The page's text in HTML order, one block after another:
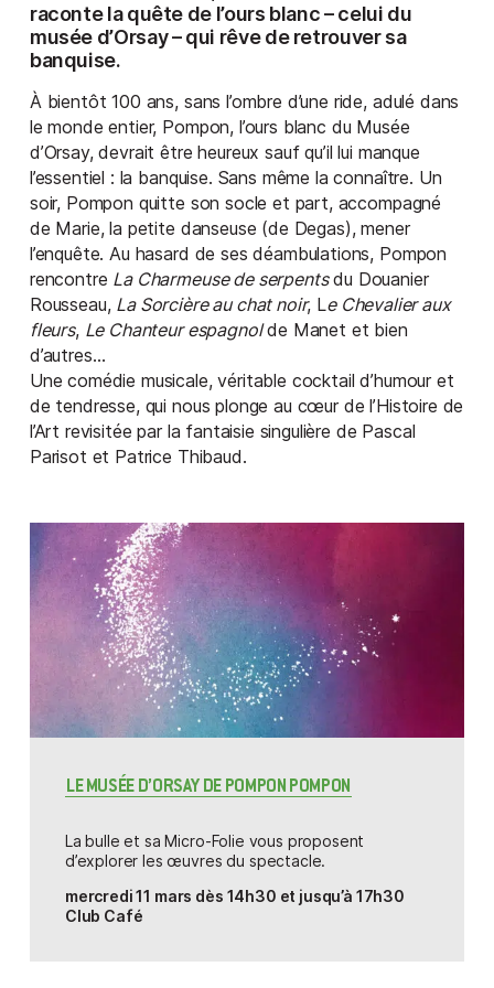
raconte la quête de l’ours blanc – celui du
musée d’Orsay – qui rêve de retrouver sa
banquise.
À bientôt 100 ans, sans l’ombre d’une ride, adulé dans
le monde entier, Pompon, l’ours blanc du Musée
d’Orsay, devrait être heureux sauf qu’il lui manque
l’essentiel : la banquise. Sans même la connaître. Un
soir, Pompon quitte son socle et part, accompagné
de Marie, la petite danseuse (de Degas), mener
l’enquête. Au hasard de ses déambulations, Pompon
rencontre La Charmeuse de serpentsdu Douanier
Rousseau, La Sorcière au chat noir, Le Chevalier aux
fleurs, Le Chanteur espagnolde Manet et bien
d’autres…
Une comédie musicale, véritable cocktail d’humour et
de tendresse, qui nous plonge au cœur de l’Histoire de
l’Art revisitée par la fantaisie singulière de Pascal
Parisot et Patrice Thibaud.
LE MUSÉE D’ORSAY DE POMPON POMPON
La bulle et sa Micro-Folie vous proposent
d’explorer les œuvres du spectacle.
mercredi 11 mars dès 14h30 et jusqu’à 17h30
Club Café